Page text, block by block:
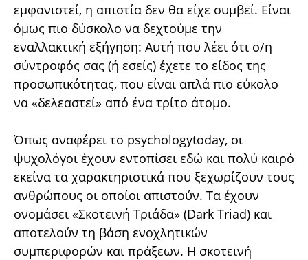
εμφανιστεί, η απιστία δεν θα είχε συμβεί. Είναι
όμως πιο δύσκολο να δεχτούμε την
εναλλακτική εξήγηση: Αυτή που λέει ότι ο/η
σύντροφός σας (ή εσείς) έχετε το είδος της
προσωπικότητας, που είναι απλά πιο εύκολο
να «δελεαστεί» από ένα τρίτο άτομο.
Όπως αναφέρει το psychologytoday, οι
ψυχολόγοι έχουν εντοπίσει εδώ και πολύ καιρό
εκείνα τα χαρακτηριστικά που ξεχωρίζουν τους
ανθρώπους οι οποίοι απιστούν. Τα έχουν
ονομάσει «Σκοτεινή Τριάδα» (Dark Triad) και
αποτελούν τη βάση ενοχλητικών
συμπεριφορών και πράξεων. Η σκοτεινή